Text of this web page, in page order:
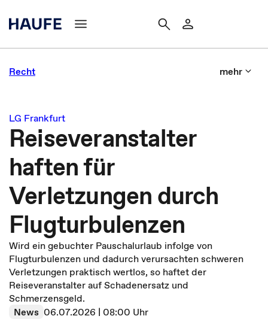
Recht mehr
LG Frankfurt
Reiseveranstalter
haften für
Verletzungen durch
Flugturbulenzen
Wird ein gebuchter Pauschalurlaub infolge von
Flugturbulenzen und dadurch verursachten schweren
Verletzungen praktisch wertlos, so haftet der
Reiseveranstalter auf Schadenersatz und
Schmerzensgeld.
News 06.07.2026 | 08:00 Uhr